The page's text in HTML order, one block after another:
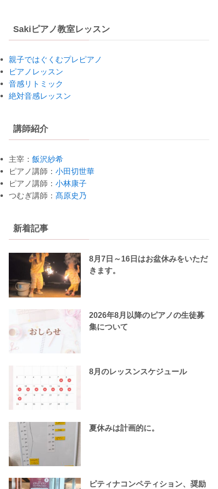
Sakiピアノ教室レッスン
親子ではぐくむプレピアノ
ピアノレッスン
音感リトミック
絶対音感レッスン
講師紹介
主宰： 飯沢紗希
ピアノ講師： 小田切世華
ピアノ講師： 小林康子
つむぎ講師： 髙原史乃
新着記事
8月7日～16日はお盆休みをいただ
きます。
2026年8月以降のピアノの生徒募
集について
8月のレッスンスケジュール
夏休みは計画的に。
ピティナコンペティション、奨励